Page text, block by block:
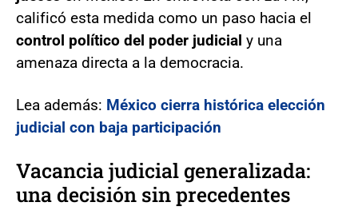
calificó esta medida como un paso hacia el
control político del poder judicial y una
amenaza directa a la democracia.
Lea además: México cierra histórica elección
judicial con baja participación
Vacancia judicial generalizada:
una decisión sin precedentes